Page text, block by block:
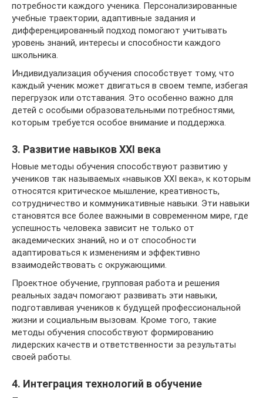
потребности каждого ученика. Персонализированные
учебные траектории, адаптивные задания и
дифференцированный подход помогают учитывать
уровень знаний, интересы и способности каждого
школьника.
Индивидуализация обучения способствует тому, что
каждый ученик может двигаться в своем темпе, избегая
перегрузок или отставания. Это особенно важно для
детей с особыми образовательными потребностями,
которым требуется особое внимание и поддержка.
3. Развитие навыков XXI века
Новые методы обучения способствуют развитию у
учеников так называемых «навыков XXI века», к которым
относятся критическое мышление, креативность,
сотрудничество и коммуникативные навыки. Эти навыки
становятся все более важными в современном мире, где
успешность человека зависит не только от
академических знаний, но и от способности
адаптироваться к изменениям и эффективно
взаимодействовать с окружающими.
Проектное обучение, групповая работа и решения
реальных задач помогают развивать эти навыки,
подготавливая учеников к будущей профессиональной
жизни и социальным вызовам. Кроме того, такие
методы обучения способствуют формированию
лидерских качеств и ответственности за результаты
своей работы.
4. Интеграция технологий в обучение